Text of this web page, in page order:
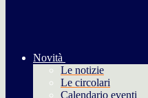
Novità
Le notizie
Le circolari
Calendario eventi